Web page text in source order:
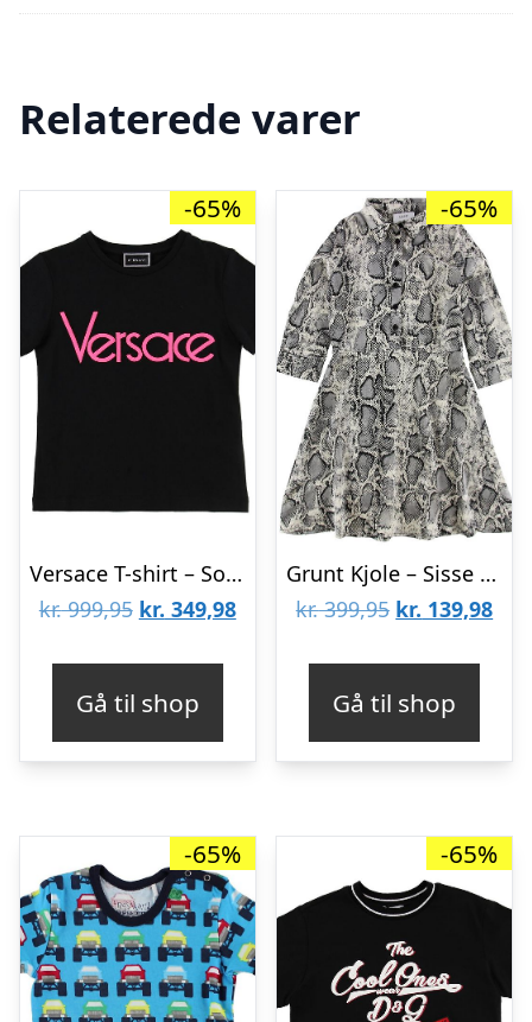
Relaterede varer
-65%
Versace T-shirt – Sort/Neonpink m. Tekst
kr.999,95 Den
var:
kr. 999,95.
kr. 349,98Den
kr. 349,98.
Gå til shop
-65%
Grunt Kjole – Sisse – Black Snake
kr.399,95 Den
var:
kr. 399,95.
kr. 139,98Den
kr.
Gå til shop
-65% -65%